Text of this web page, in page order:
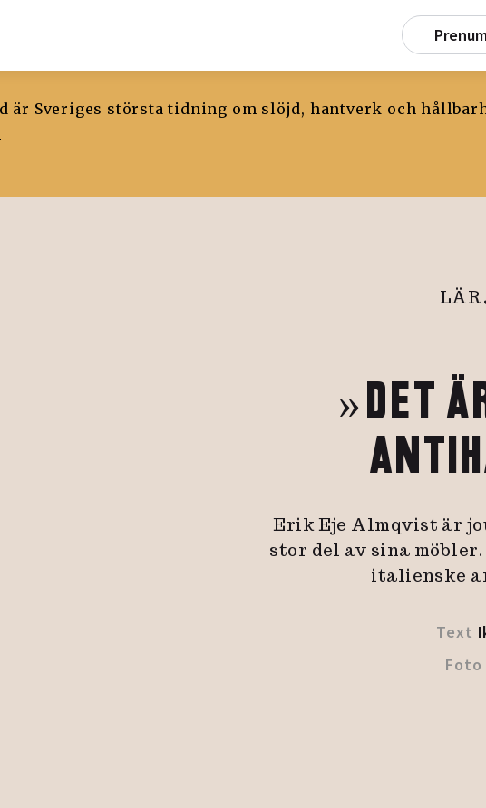
är Sveriges största tidning om slöjd, hantverk och
»DET
Erik Eje Almqvist är
stor del av sina
italienske
Text
Foto